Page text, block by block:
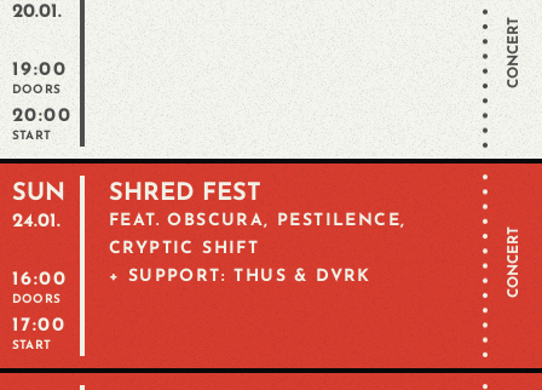
20.01.
19:00
DOORS
20:00
START
CONCERT
SUN
24.01.
16:00
DOORS
17:00
START
SHRED FEST
FEAT. OBSCURA, PESTILENCE,
CRYPTIC SHIFT
+ SUPPORT: THUS & DVRK
CONCERT